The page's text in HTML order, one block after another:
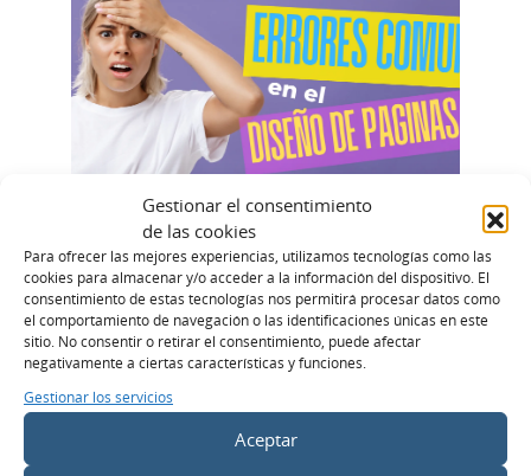
Gestionar el consentimiento
de las cookies
Para ofrecer las mejores experiencias, utilizamos tecnologías como las
cookies para almacenar y/o acceder a la información del dispositivo. El
consentimiento de estas tecnologías nos permitirá procesar datos como
el comportamiento de navegación o las identificaciones únicas en este
sitio. No consentir o retirar el consentimiento, puede afectar
negativamente a ciertas características y funciones.
Gestionar los servicios
Aceptar
CREATIVIDAD
Errores Comunes en el
Diseño de Páginas Web y
Cómo Evitarlos
LEES MÁS >